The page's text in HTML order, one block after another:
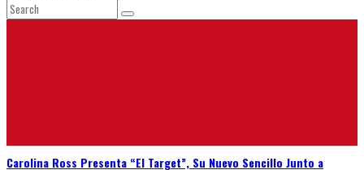
Carolina Ross Presenta “El Target”, Su Nuevo Sencillo Junto a